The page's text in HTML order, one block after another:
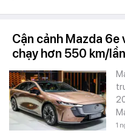
Cận cảnh Mazda 6e
chạy hơn 550 km/
1